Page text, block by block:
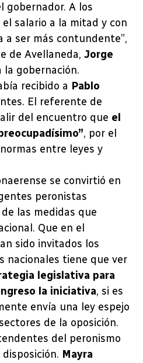
gobernador. A los
salario a la mitad y con
a ser más contundente”,
de Avellaneda, Jorge
la gobernación.
recibido a Pablo
El referente de
del encuentro que el
, por el
entre leyes y
se convirtió en
peronistas
las medidas que
Que en el
sido invitados los
nacionales tiene que ver
legislativa para
la iniciativa, si es
envía una ley espejo
de la oposición.
del peronismo
Mayra